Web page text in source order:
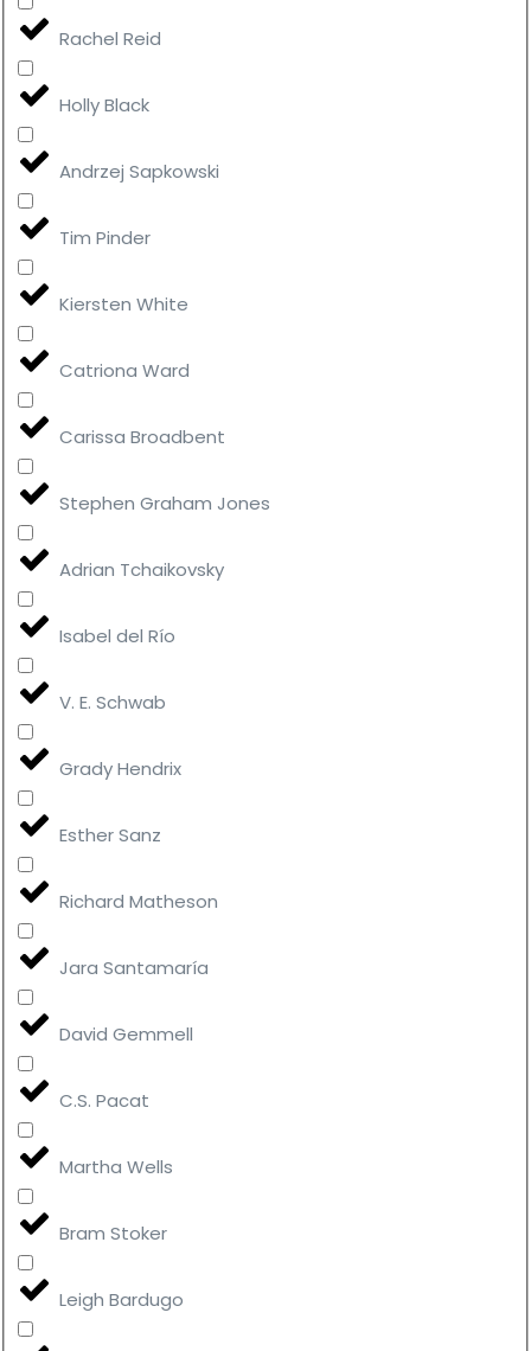
Rachel Reid
Holly Black
Andrzej Sapkowski
Tim Pinder
Kiersten White
Catriona Ward
Carissa Broadbent
Stephen Graham Jones
Adrian Tchaikovsky
Isabel del Río
V. E. Schwab
Grady Hendrix
Esther Sanz
Richard Matheson
Jara Santamaría
David Gemmell
C.S. Pacat
Martha Wells
Bram Stoker
Leigh Bardugo